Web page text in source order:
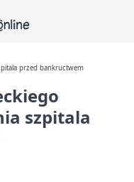
przed bankructwem
szpitala